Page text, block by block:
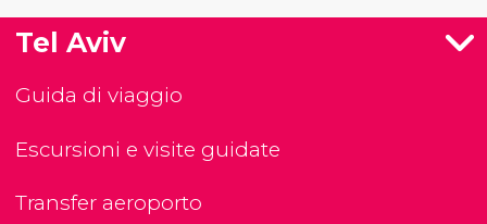
Tel Aviv
Guida di viaggio
Escursioni e visite guidate
Transfer aeroporto